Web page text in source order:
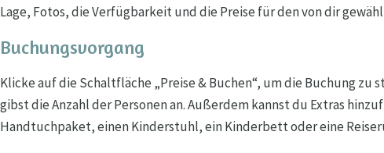
Lage, Fotos, die Verfügbarkeit und die Preise für den von dir
Buchungsvorgang
Klicke auf die Schaltfläche „Preise & Buchen“, um die Buchung zu
gibst die Anzahl der Personen an. Außerdem kannst du Extras
Handtuchpaket, einen Kinderstuhl, ein Kinderbett oder eine